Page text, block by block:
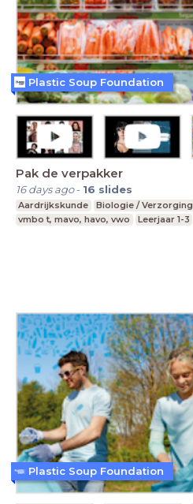
Pak de verpakker
16 days ago- 16 slides
Aardrijkskunde Biologie / Verzorging
vmbo t, mavo, havo, vwo
Leerjaar 1-3
Plastic Soup Foundation
Plastic Soup Foundation